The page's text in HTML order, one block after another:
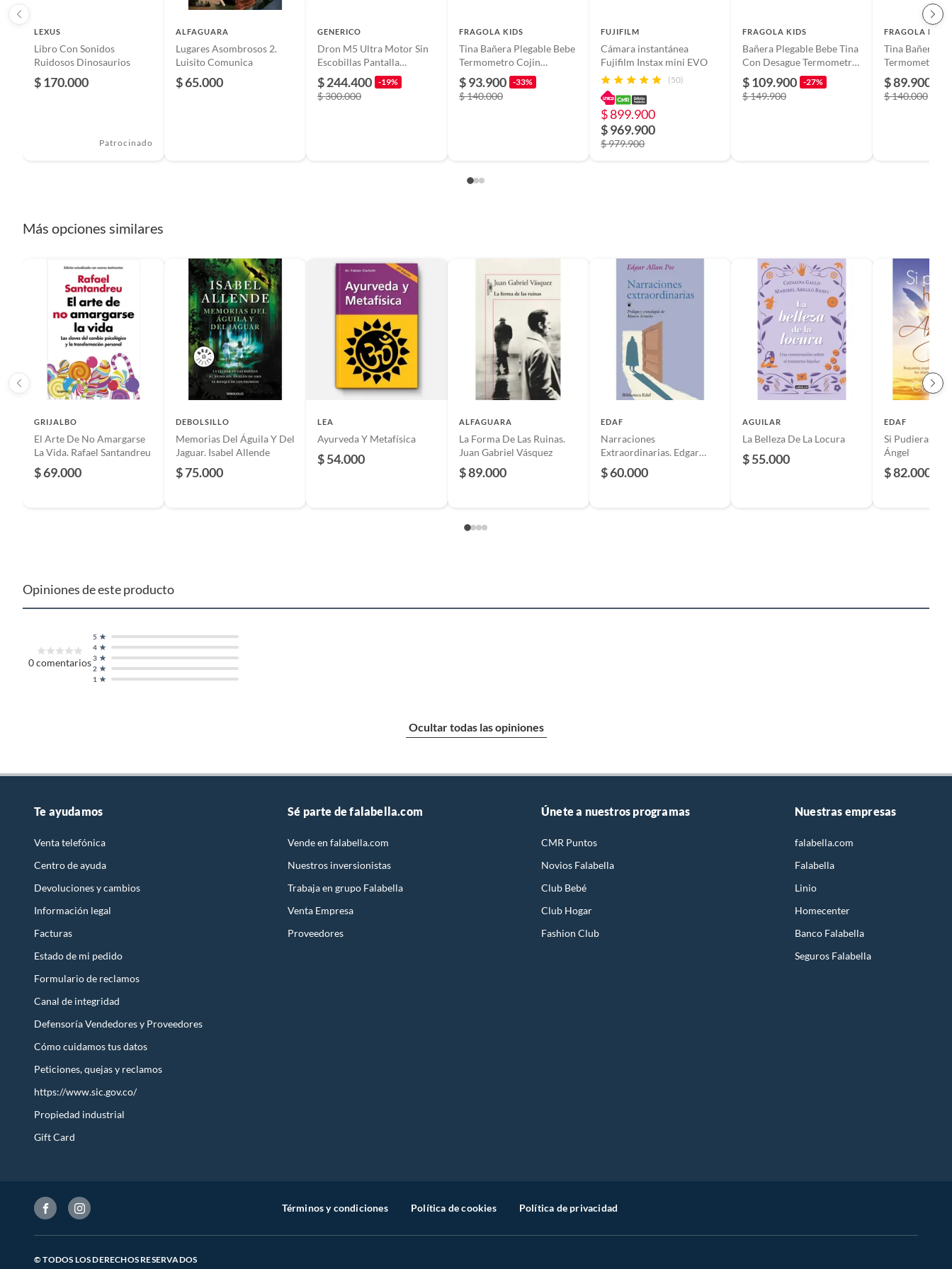
Medidas: 15.0 X 23.0 X 1.0 cm
Colección: Youtubers
Modelo Lugares Asombrosos. Luisito Comunica
Alfaguara
País de origen
ISBN
Detalle de la garantía
Material
Número de edición
Tipo de libro Literatura y novelas
Tipo nivel educativo
Restricciones de uso
LEXUS
Libro Con Sonidos
Ruidosos Dinosaurios
$ 170.000
Patrocinado
ALFAGUARA
Lugares Asombrosos 2.
Luisito Comunica
$ 65.000
GENERICO
Dron M5 Ultra Motor Sin
Escobillas Pantalla
Obstaculos
$ 244.400 -19%
$ 300.000
FRAGOLA KIDS
Tina Bañera Plegable Bebe
Termometro Cojin
Antideslizante Azul
$ 93.900 -33%
$ 140.000
FUJIFILM
Cámara instantánea
Fujifilm Instax mini EVO
(50)
$ 899.900
$ 969.900
$ 979.900
FRAGOLA KIDS
Bañera Plegable Bebe Tina
Con Desague Termometro
Y Cojin Azul
$ 109.900 -27%
$ 149.900
FRAGOLA KIDS
Tina Bañera
Termometro
Antideslizante
$ 89.900
$ 140.000
Más opciones similares
GRIJALBO
El Arte De No Amargarse
La Vida. Rafael Santandreu
$ 69.000
DEBOLSILLO
Memorias Del Águila Y Del
Jaguar. Isabel Allende
$ 75.000
LEA
Ayurveda Y Metafísica
$ 54.000
ALFAGUARA
La Forma De Las Ruinas.
Juan Gabriel Vásquez
$ 89.000
EDAF
Narraciones
Extraordinarias. Edgar
Allan Poe
$ 60.000
AGUILAR
La Belleza De La Locura
$ 55.000
EDAF
Si Pudieras
Ángel
$ 82.000
Opiniones de este producto
0comentarios
1
2
3
4
5
Ocultar todas las opiniones
Te ayudamos
Venta telefónica
Centro de ayuda
Devoluciones y cambios
Información legal
Facturas
Estado de mi pedido
Formulario de reclamos
Canal de integridad
Defensoría Vendedores y Proveedores
Cómo cuidamos tus datos
Peticiones, quejas y reclamos
https://www.sic.gov.co/
Propiedad industrial
Gift Card
Sé parte de falabella.com
Vende en falabella.com
Nuestros inversionistas
Trabaja en grupo Falabella
Venta Empresa
Proveedores
Únete a nuestros programas
CMR Puntos
Novios Falabella
Club Bebé
Club Hogar
Fashion Club
Nuestras empresas
falabella.com
Falabella
Linio
Homecenter
Banco Falabella
Seguros Falabella
Términos y condiciones Política de cookies Política de privacidad
© TODOS LOS DERECHOS RESERVADOS